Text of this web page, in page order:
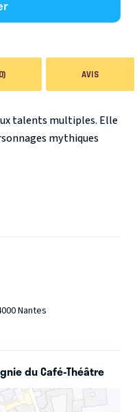
AVIS
talents multiples. Elle
mythiques
qui l’a vue
dans son
chose est sûre,
Nantes
du Café-Théâtre